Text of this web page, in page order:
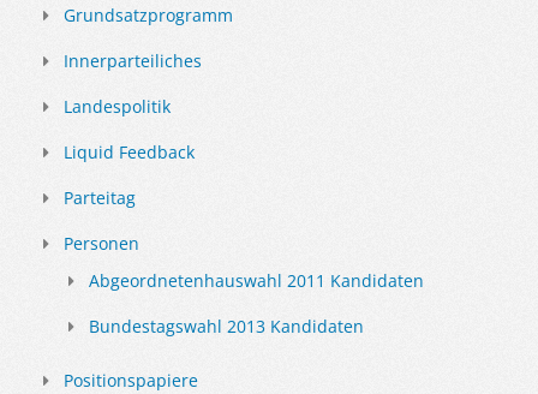
Grundsatzprogramm
Innerparteiliches
Landespolitik
Liquid Feedback
Parteitag
Personen
Abgeordnetenhauswahl 2011 Kandidaten
Bundestagswahl 2013 Kandidaten
Positionspapiere